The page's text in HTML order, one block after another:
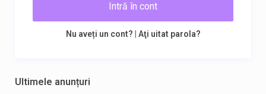
Intră în cont
Nu aveți un cont? Aţi uitat parola?
Ultimele anunțuri